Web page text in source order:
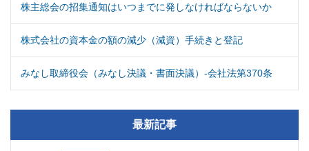
株主総会の招集通知はいつまでに発しなければならないか
株式会社の資本金の額の減少（減資）手続きと登記
みなし取締役会（みなし決議・書面決議）-会社法第370条
最新記事